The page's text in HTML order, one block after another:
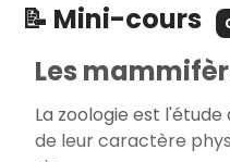
📝 Mini-cours
Les
La zoologie est
de leur caractère